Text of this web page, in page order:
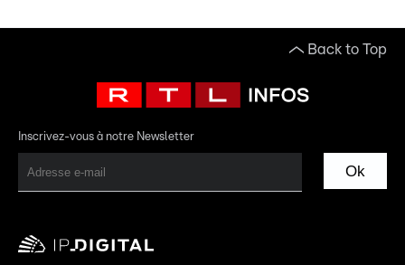
Back to Top
Inscrivez-vous à notre Newsletter
Ok